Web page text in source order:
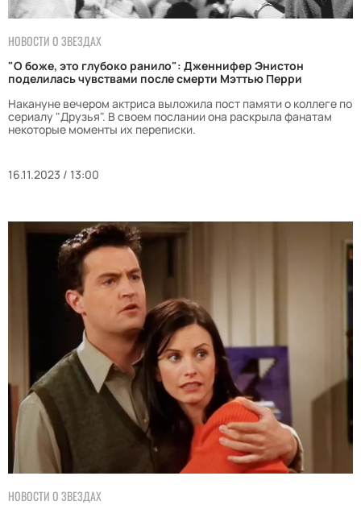
НОВОСТИ О ЗВЕЗДАХ
"О боже, это глубоко ранило": Дженнифер Энистон
поделилась чувствами после смерти Мэттью Перри
Накануне вечером актриса выложила пост памяти о коллеге по
сериалу "Друзья". В своем послании она раскрыла фанатам
некоторые моменты их переписки.
16.11.2023 / 13:00
НОВОСТИ О ЗВЕЗДАХ